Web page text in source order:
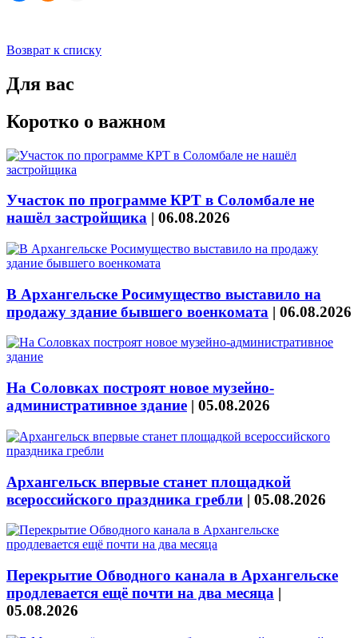
Возврат к списку
Для вас
Коротко о важном
Участок по программе КРТ в Соломбале не
нашёл застройщика | 06.08.2026
В Архангельске Росимущество выставило на
продажу здание бывшего военкомата | 06.08.2026
На Соловках построят новое музейно-
административное здание | 05.08.2026
Архангельск впервые станет площадкой
всероссийского праздника гребли | 05.08.2026
Перекрытие Обводного канала в Архангельске
продлевается ещё почти на два месяца |
05.08.2026